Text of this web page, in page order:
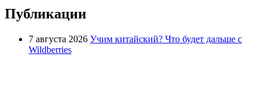
Публикации
7 августа 2026 Учим китайский? Что будет дальше с
Wildberries